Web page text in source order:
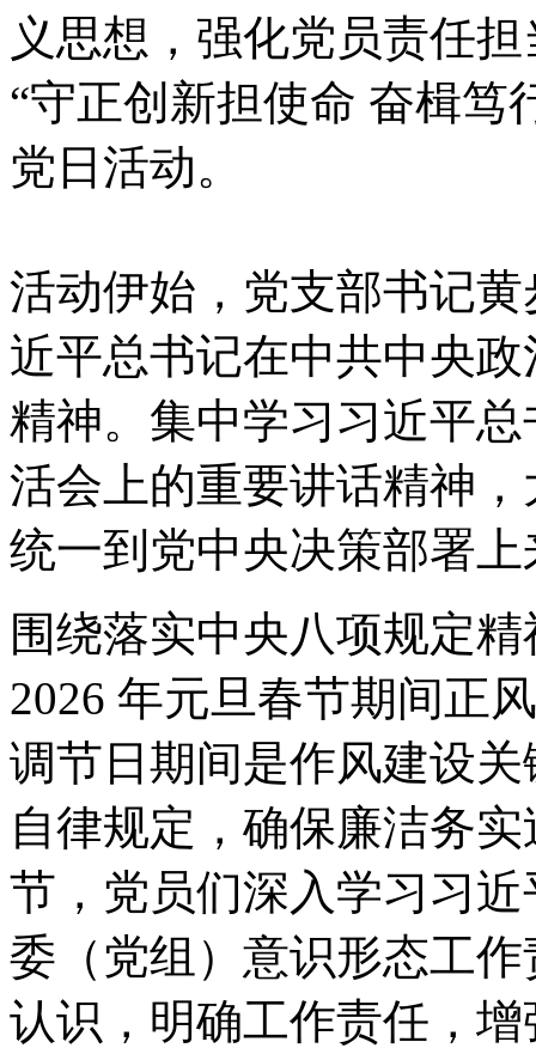
义思想，强化党员责任担
“守正创新担使命 奋楫笃
党日活动。
活动伊始，党支部书记黄
近平总书记在中共中央
精神。 集中学习习近平
活会上的重要讲话精神
统一到党中央决策部署
围绕落实中央八项规定
2026 年元旦春节期间正
调节日期间是作风建设
自律规定，确保廉洁务
节，党员们深入学习习
委（党组）意识形态工
认识，明确工作责任，